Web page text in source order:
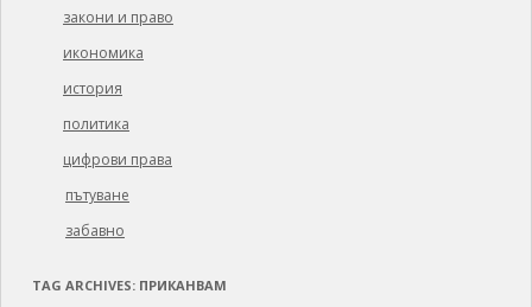
закони и право
икономика
история
политика
цифрови права
пътуване
забавно
TAG ARCHIVES: ПРИКАНВАМ